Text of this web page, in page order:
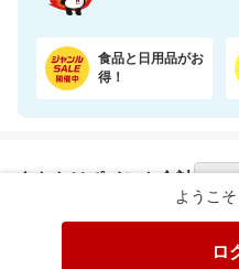
ようこ
ロ
食品と日用品がお
得！
あなたはポイント 合計